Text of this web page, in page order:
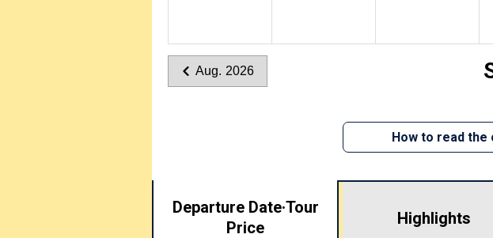
Aug. 2026
How to read the
Departure Date·Tour
Price
Highlights